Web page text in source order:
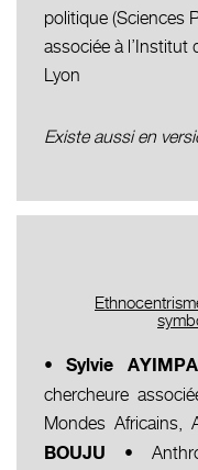
politique (Sciences
associée à l’Institut
Lyon
Existe aussi en
• Sylvie
chercheure
Mondes Africains,
BOUJU
•